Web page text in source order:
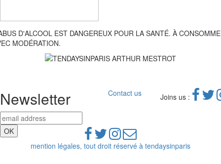
D'ALCOOL EST DANGEREUX POUR LA SANTÉ. À
MODÉRATION.
Newsletter Contact us Joins us :
mention légales, tout droit réservé à tendaysinparis